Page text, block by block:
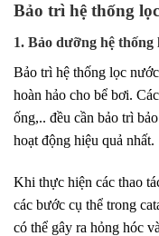
Bảo trì hệ thống
1. Bảo dưỡng hệ thống
Bảo trì hệ thống lọc
hoàn hảo cho bể bơi.
ống,.. đều cần bảo trì
hoạt động hiệu quả nhất.
Khi thực hiện các thao
các bước cụ thể trong
có thể gây ra hỏng hóc